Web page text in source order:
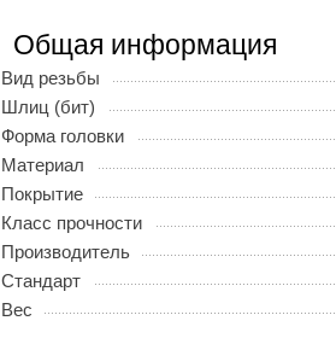
Общая информация
Вид резьбы
Шлиц (бит)
Форма головки
Материал
Покрытие
Класс прочности
Производитель
Стандарт
Вес